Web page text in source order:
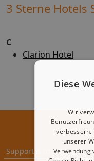
3 Sterne Hotels
C
Clarion Hotel
Support & Impressum
Diese
Wir
verbessern.
unserer
Verwendung